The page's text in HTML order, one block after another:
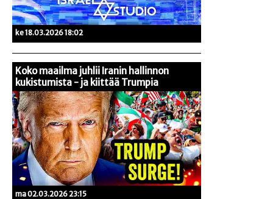
ke 18.03.2026 18:02
Koko maailma juhlii Iranin hallinnon
kukistumista - ja kiittää Trumpia
ma 02.03.2026 23:15